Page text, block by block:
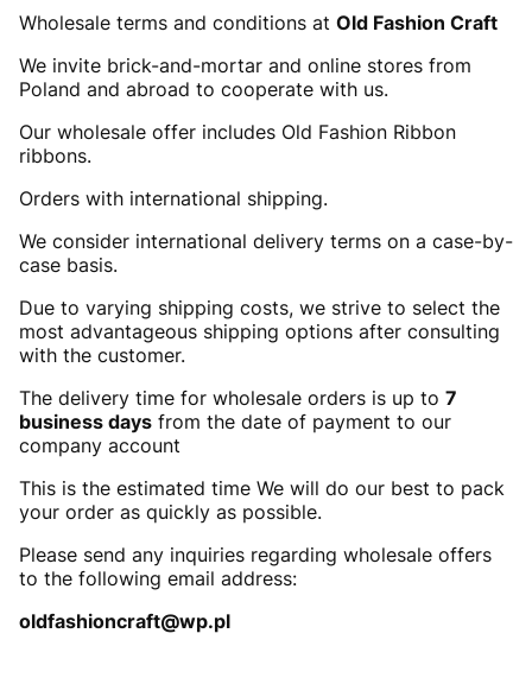
Wholesale terms and conditions at Old Fashion Craft
We invite brick-and-mortar and online stores from
Poland and abroad to cooperate with us.
Our wholesale offer includes Old Fashion Ribbon
ribbons.
Orders with international shipping.
We consider international delivery terms on a case-by-
case basis.
Due to varying shipping costs, we strive to select the
most advantageous shipping options after consulting
with the customer.
The delivery time for wholesale orders is up to 7
business days from the date of payment to our
company account
This is the estimated time We will do our best to pack
your order as quickly as possible.
Please send any inquiries regarding wholesale offers
to the following email address:
oldfashioncraft@wp.pl